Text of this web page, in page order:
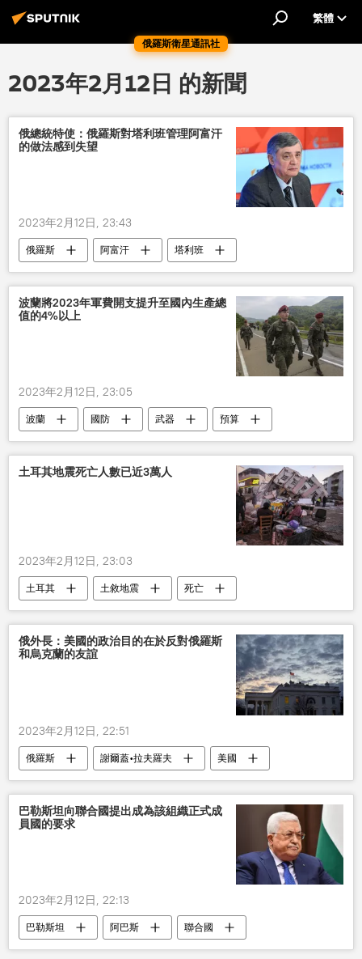
俄羅斯衛星通訊社
繁體
2023年2月12日 的新聞
俄總統特使：俄羅斯對塔利班管理阿富汗
的做法感到失望
2023年2月12日, 23:43
俄羅斯 阿富汗
塔利班
特使
波蘭將2023年軍費開支提升至國內生產總
值的4%以上
2023年2月12日, 23:05
波蘭 國防 武器
預算
國際
土耳其地震死亡人數已近3萬人
2023年2月12日, 23:03
土耳其 土敘地震
死亡
國際
俄外長：美國的政治目的在於反對俄羅斯
和烏克蘭的友誼
2023年2月12日, 22:51
俄羅斯 謝爾蓋•拉夫羅夫
美國
烏克蘭
巴勒斯坦向聯合國提出成為該組織正式成
員國的要求
2023年2月12日, 22:13
巴勒斯坦 阿巴斯
聯合國
成員國